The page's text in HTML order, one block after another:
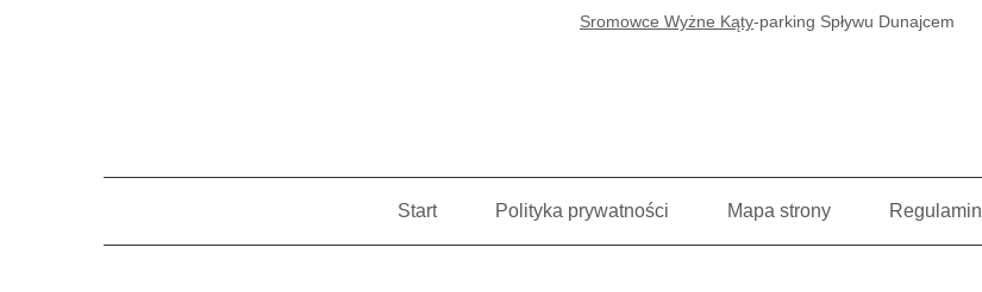
Sromowce Wyżne Kąty-parking Spływu Dunajcem
Start Polityka prywatności Mapa strony Regulamin